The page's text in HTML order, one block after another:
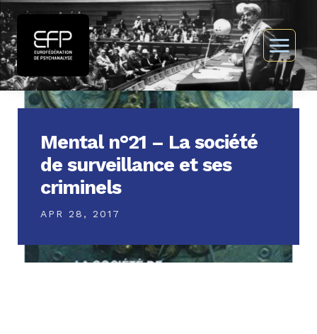
Mental n°21 – La société
de surveillance et ses
criminels
APR 28, 2017